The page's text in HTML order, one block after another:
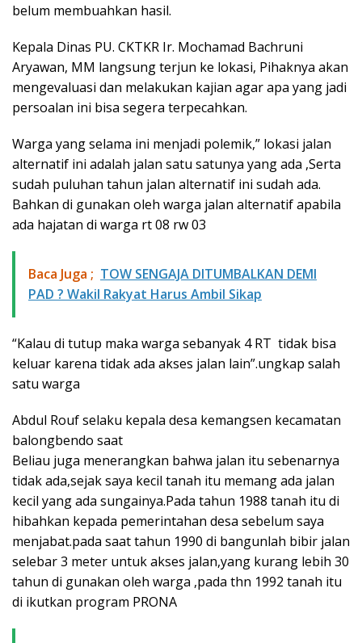
belum membuahkan hasil.
Kepala Dinas PU. CKTKR Ir. Mochamad Bachruni
Aryawan, MM langsung terjun ke lokasi, Pihaknya akan
mengevaluasi dan melakukan kajian agar apa yang jadi
persoalan ini bisa segera terpecahkan.
Warga yang selama ini menjadi polemik,” lokasi jalan
alternatif ini adalah jalan satu satunya yang ada ,Serta
sudah puluhan tahun jalan alternatif ini sudah ada.
Bahkan di gunakan oleh warga jalan alternatif apabila
ada hajatan di warga rt 08 rw 03
Baca Juga ; TOW SENGAJA DITUMBALKAN DEMI
PAD ? Wakil Rakyat Harus Ambil Sikap
“Kalau di tutup maka warga sebanyak 4 RT tidak bisa
keluar karena tidak ada akses jalan lain”.ungkap salah
satu warga
Abdul Rouf selaku kepala desa kemangsen kecamatan
balongbendo saat
Beliau juga menerangkan bahwa jalan itu sebenarnya
tidak ada,sejak saya kecil tanah itu memang ada jalan
kecil yang ada sungainya.Pada tahun 1988 tanah itu di
hibahkan kepada pemerintahan desa sebelum saya
menjabat.pada saat tahun 1990 di bangunlah bibir jalan
selebar 3 meter untuk akses jalan,yang kurang lebih 30
tahun di gunakan oleh warga ,pada thn 1992 tanah itu
di ikutkan program PRONA